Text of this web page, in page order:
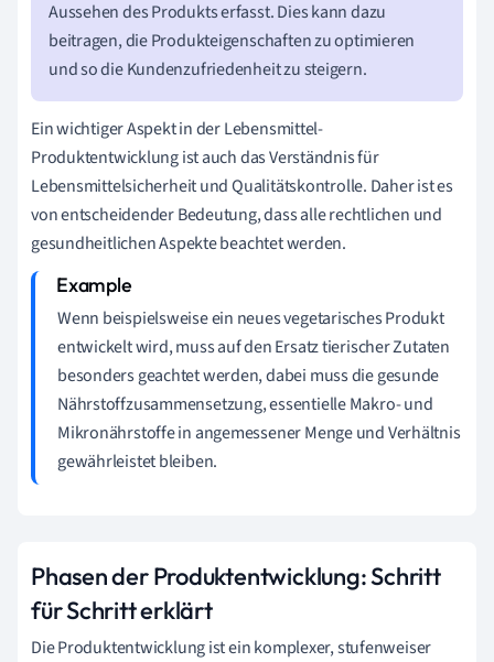
Aussehen des Produkts erfasst. Dies kann dazu
beitragen, die Produkteigenschaften zu optimieren
und so die Kundenzufriedenheit zu steigern.
Ein wichtiger Aspekt in der Lebensmittel-
Produktentwicklung ist auch das Verständnis für
Lebensmittelsicherheit und Qualitätskontrolle. Daher ist es
von entscheidender Bedeutung, dass alle rechtlichen und
gesundheitlichen Aspekte beachtet werden.
Wenn beispielsweise ein neues vegetarisches Produkt
entwickelt wird, muss auf den Ersatz tierischer Zutaten
besonders geachtet werden, dabei muss die gesunde
Nährstoffzusammensetzung, essentielle Makro- und
Mikronährstoffe in angemessener Menge und Verhältnis
gewährleistet bleiben.
Phasen der Produktentwicklung: Schritt
für Schritt erklärt
Die Produktentwicklung ist ein komplexer, stufenweiser